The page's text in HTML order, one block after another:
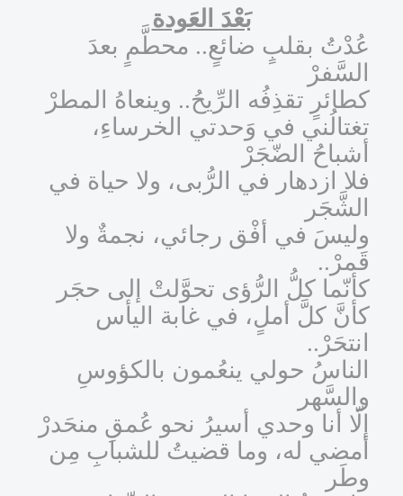
بَعْدَ العَودة
عُدْتُ بقلبٍ ضائعٍ.. محطَّمٍ بعدَ
السَّفرْ
كطائرٍ تقذِفُه الرِّيحُ.. وينعاهُ المطرْ
تغتالُني في وَحدتي الخرساءِ،
أشباحُ الضّجَرْ
فلا ازدهار في الرُّبى، ولا حياة في
الشَّجَر
وليسَ في أفْق رجائي، نجمةٌ ولا
قَمرْ..
كأنّما كلُّ الرُّؤى تحوَّلتْ إلى حجَر
كأنَّ كلَّ أملٍ، في غابة اليأس
انتحَرْ..
الناسُ حولي ينعُمون بالكؤوسِ
والسَّهر
إلّا أنا وحدي أسيرُ نحو عُمقِ منحَدرْ
أمضي له، وما قضيتُ للشبابِ مِن
وطَر